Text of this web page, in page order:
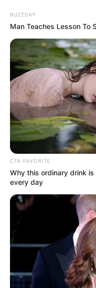
Chemnitz -
Veranstaltungen
BUZZDAY
Man Teaches Lesson To
CTA FAVORITE
Why this ordinary drink
every day